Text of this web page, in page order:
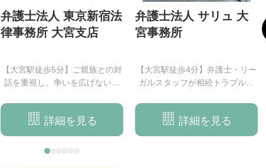
弁護士法人 東京新宿法
律事務所 大宮支店
【大宮駅徒歩5分】ご親族との対
話を重視し、争いを広げないよ
詳細を見る
弁護士法人 サリュ 大
宮事務所
【大宮駅徒歩4分】弁護士・リー
ガルスタッフが相続トラブルの
詳細を見る